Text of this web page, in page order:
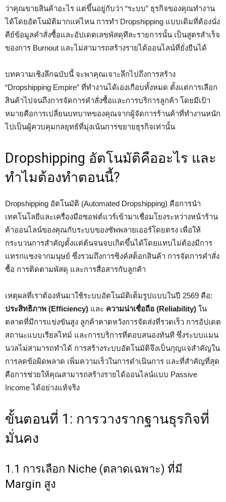
ว่าคุณขายสินค้าอะไร แต่ขึ้นอยู่กับว่า “ระบบ” ธุรกิจของคุณทำงาน
ได้โดยอัตโนมัติมากแค่ไหน การทำ Dropshipping แบบเดิมที่ต้องนั่ง
คีย์ข้อมูลคำสั่งซื้อและอัปเดตเลขพัสดุทีละรายการนั้น เป็นสูตรสำเร็จ
ของการ Burnout และไม่สามารถสร้างรายได้ออนไลน์ที่ยั่งยืนได้
บทความเชิงลึกฉบับนี้ จะพาคุณเจาะลึกไปถึงการสร้าง
“Dropshipping Empire” ที่ทำงานได้เองเกือบทั้งหมด ตั้งแต่การเลือก
สินค้าไปจนถึงการจัดการคำสั่งซื้อและการบริการลูกค้า โดยมีเป้า
หมายคือการเปลี่ยนบทบาทของคุณจากผู้จัดการร้านค้าที่ทำงานหนัก
ไปเป็นผู้ควบคุมกลยุทธ์ที่มุ่งเน้นการขยายธุรกิจเท่านั้น
Dropshipping อัตโนมัติคืออะไร และ
ทำไมต้องทำตอนนี้?
Dropshipping อัตโนมัติ (Automated Dropshipping) คือการนำ
เทคโนโลยีและเครื่องมือซอฟต์แวร์เข้ามาเชื่อมโยงระหว่างหน้าร้าน
ค้าออนไลน์ของคุณกับระบบของซัพพลายเออร์โดยตรง เพื่อให้
กระบวนการสำคัญตั้งแต่ต้นจนจบเกิดขึ้นได้โดยแทบไม่ต้องมีการ
แทรกแซงจากมนุษย์ ซึ่งรวมถึงการซิงค์สต็อกสินค้า การจัดการคำสั่ง
ซื้อ การติดตามพัสดุ และการสื่อสารกับลูกค้า
เหตุผลที่เราต้องหันมาใช้ระบบอัตโนมัติเต็มรูปแบบในปี 2569 คือ:
ประสิทธิภาพ (Efficiency) และ ความน่าเชื่อถือ (Reliability) ใน
ตลาดที่มีการแข่งขันสูง ลูกค้าคาดหวังการจัดส่งที่รวดเร็ว การอัปเดต
สถานะแบบเรียลไทม์ และการบริการที่ตอบสนองทันที ซึ่งระบบแมน
นวลไม่สามารถทำได้ การสร้างระบบอัตโนมัติจึงเป็นกุญแจสำคัญใน
การลดข้อผิดพลาด เพิ่มความเร็วในการดำเนินการ และที่สำคัญที่สุด
คือการช่วยให้คุณสามารถสร้างรายได้ออนไลน์แบบ Passive
Income ได้อย่างแท้จริง
ขั้นตอนที่ 1: การวางรากฐานธุรกิจที่
มั่นคง
1.1 การเลือก Niche (ตลาดเฉพาะ) ที่มี
Margin สูง